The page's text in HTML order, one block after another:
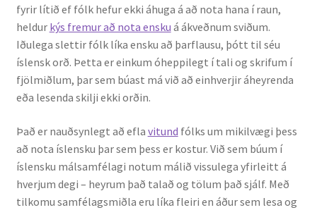
Utan Háskólans
Verkefnisstjórn
Þjónusta
Rannsóknir
Máltækni
fyrir lítið ef fólk hefur ekki áhuga á að nota hana í raun,
heldur kýs fremur að nota ensku á ákveðnum sviðum.
Iðulega slettir fólk líka ensku að þarflausu, þótt til séu
íslensk orð. Þetta er einkum óheppilegt í tali og skrifum í
fjölmiðlum, þar sem búast má við að einhverjir áheyrenda
eða lesenda skilji ekki orðin.
Það er nauðsynlegt að efla vitund fólks um mikilvægi þess
að nota íslensku þar sem þess er kostur. Við sem búum í
íslensku málsamfélagi notum málið vissulega yfirleitt á
hverjum degi – heyrum það talað og tölum það sjálf. Með
tilkomu samfélagsmiðla eru líka fleiri en áður sem lesa og